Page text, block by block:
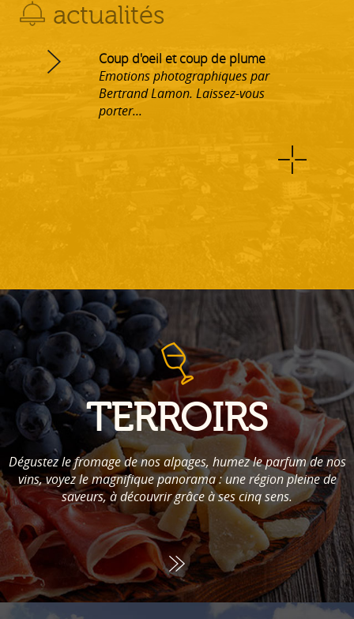
actualités
Coup d'oeil et coup de plume
Emotions photographiques par
Bertrand Lamon. Laissez-vous
porter...
TERROIRS
Dégustez le fromage de nos alpages, humez le parfum de nos
vins, voyez le magnifique panorama : une région pleine de
saveurs, à découvrir grâce à ses cinq sens.